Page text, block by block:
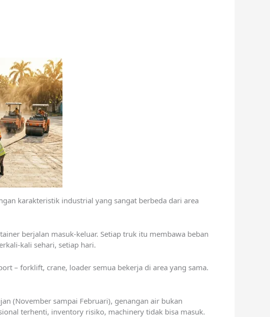
karakteristik industrial yang sangat berbeda dari area
berjalan masuk-keluar. Setiap truk itu membawa beban
kali sehari, setiap hari.
– forklift, crane, loader semua bekerja di area yang sama.
(November sampai Februari), genangan air bukan
terhenti, inventory risiko, machinery tidak bisa masuk.